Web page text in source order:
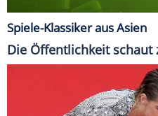
Spiele-Klassiker aus Asien
Die Öffentlichkeit schaut